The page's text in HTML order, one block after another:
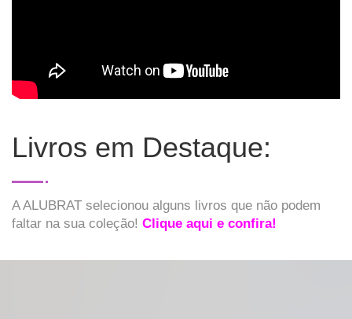
Livros em Destaque:
A ALUBRAT selecionou alguns livros que não podem
faltar na sua coleção! Clique aqui e confira!